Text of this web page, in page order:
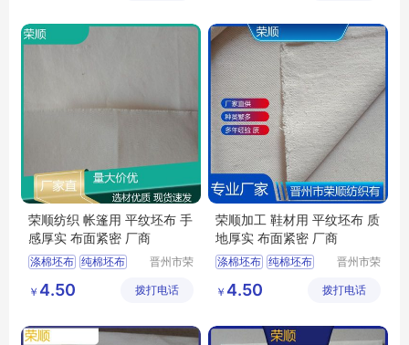
荣顺纺织 帐篷用 平纹坯布 手
感厚实 布面紧密 厂商
涤棉坯布 纯棉坯布
涤棉起绒布
平纹坯布
晋州市荣
限公司
￥ 4.50 拨打电话
荣顺加工 鞋材用 平纹坯布 质
地厚实 布面紧密 厂商
涤棉坯布 纯棉坯布
平纹坯布
晋州市荣
限公司
￥ 4.50 拨打电话